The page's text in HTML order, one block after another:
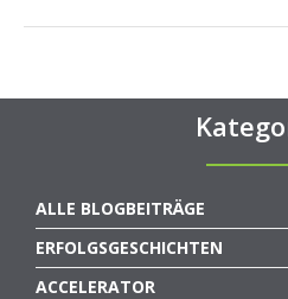
ALLE BLOGBEITRÄGE
ERFOLGSGESCHICHTEN
ACCELERATOR